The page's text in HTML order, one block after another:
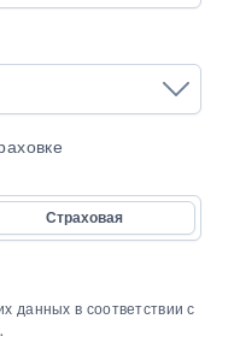
Страховая
данных в соответствии с